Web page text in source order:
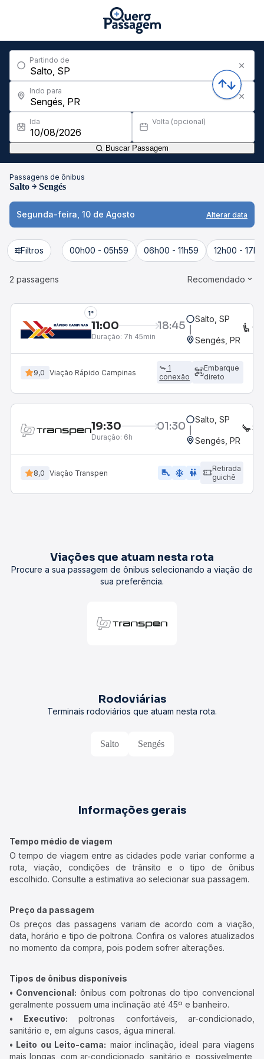
Partindo de
Indo para
Ida Volta (opcional)
Buscar Passagem
Passagens de ônibus
Salto Sengés
Segunda-feira, 10 de Agosto Alterar data
Filtros 00h00 - 05h59 06h00 - 11h59 12h00 -
2 passagens Recomendado
1°
11:00 18:45
Duração: 7h 45min
Salto, SP
Sengés, PR
9,0 Viação Rápido Campinas
1
conexão
Embarque
direto
19:30 01:30
Duração: 6h
Salto, SP
Sengés, PR
8,0 Viação Transpen airline_seat_legroom_extra ac_unit WC
Retirada
guichê
Viações que atuam nesta rota
Procure a sua passagem de ônibus selecionando a viação de
sua preferência.
Rodoviárias
Terminais rodoviários que atuam nesta rota.
Salto Sengés
Informações gerais
Tempo médio de viagem
O tempo de viagem entre as cidades pode variar conforme a
rota, viação, condições de trânsito e o tipo de ônibus
escolhido. Consulte a estimativa ao selecionar sua passagem.
Preço da passagem
Os preços das passagens variam de acordo com a viação,
data, horário e tipo de poltrona. Confira os valores atualizados
no momento da compra, pois podem sofrer alterações.
Tipos de ônibus disponíveis
• Convencional: ônibus com poltronas do tipo convencional
geralmente possuem uma inclinação até 45º e banheiro.
• Executivo: poltronas confortáveis, ar-condicionado,
sanitário e, em alguns casos, água mineral.
• Leito ou Leito-cama: maior inclinação, ideal para viagens
mais longas, com ar-condicionado, sanitário e, possivelmente,